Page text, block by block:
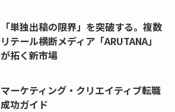
「単独出稿の限界」を突破する。複数
リテール横断メディア「ARUTANA」
が拓く新市場
マーケティング・クリエイティブ転職
成功ガイド